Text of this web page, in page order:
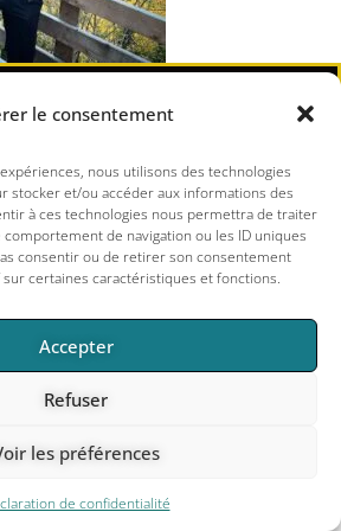
le consentement
nous utilisons des technologies
stocker et/ou accéder aux informations des
à ces technologies nous permettra de traiter
de navigation ou les ID uniques
consentir ou de retirer son consentement
certaines caractéristiques et fonctions.
Accepter
Refuser
les préférences
de confidentialité
c
e
b
o
o
k
-
f
t
a
g
r
a
m
info@m3mouvement.com
Mouvement – Dimension humaine
S’élever grâce au mouvement
|Conditions d’utilisations